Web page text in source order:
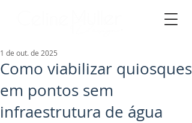
Como viabilizar quiosques
em pontos sem
infraestrutura de água
1 de out. de 2025